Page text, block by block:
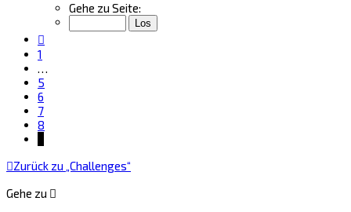
von
Gehe zu Seite:
1
…
5
6
7
8
Zurück zu „Challenges“
Gehe zu